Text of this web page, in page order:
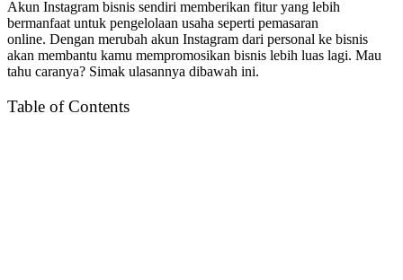
Akun Instagram bisnis sendiri memberikan fitur yang lebih
bermanfaat untuk pengelolaan usaha seperti pemasaran
online. Dengan merubah akun Instagram dari personal ke bisnis
akan membantu kamu mempromosikan bisnis lebih luas lagi. Mau
tahu caranya? Simak ulasannya dibawah ini.
Table of Contents